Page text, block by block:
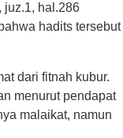
juz.1, hal.286
hadits tersebut
dari fitnah kubur.
menurut pendapat
malaikat, namun